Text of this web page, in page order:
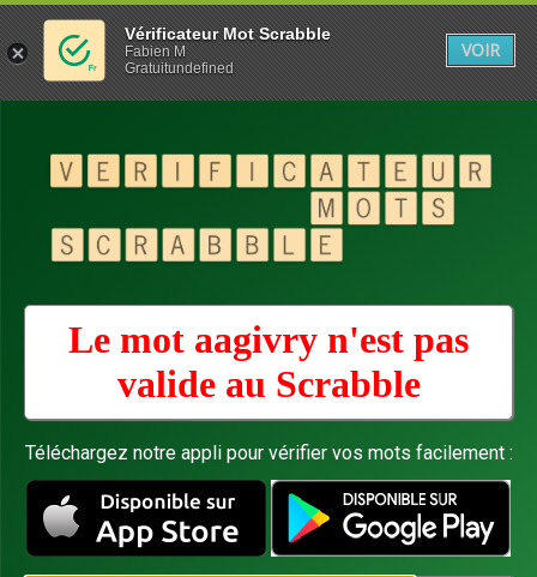
Le mot aagivry n'est pas
valide au Scrabble
Téléchargez notre appli pour vérifier vos mots facilement :
Vérificateur Mot Scrabble
Fabien M
Gratuitundefined
VOIR